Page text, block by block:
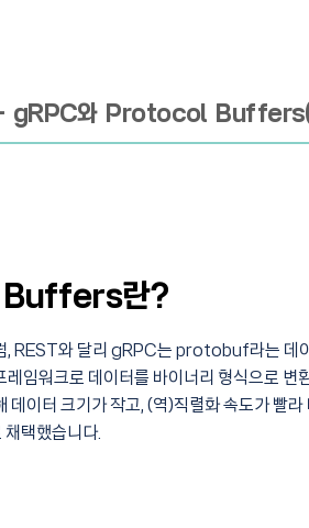
- gRPC와 Protocol
란?
, REST와 달리 gRPC는 protobuf라는
임워크로 데이터를 바이너리 형식으로 변
이터 크기가 작고, (역)직렬화 속도가 빨
택했습니다.